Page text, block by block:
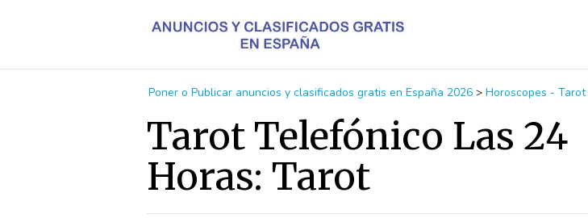
Poner o Publicar anuncios y clasificados gratis en España 2026 > Horoscopes - Tarot
Tarot Telefónico Las 24
Horas: Tarot